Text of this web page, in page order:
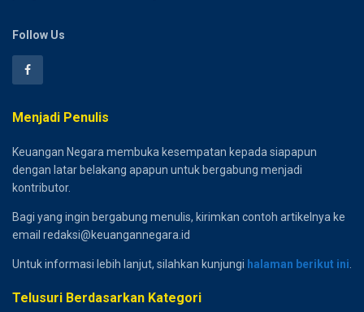
Follow Us
Menjadi Penulis
Keuangan Negara membuka kesempatan kepada siapapun
dengan latar belakang apapun untuk bergabung menjadi
kontributor.
Bagi yang ingin bergabung menulis, kirimkan contoh artikelnya ke
email redaksi@keuangannegara.id
Untuk informasi lebih lanjut, silahkan kunjungi halaman berikut ini
Telusuri Berdasarkan Kategori